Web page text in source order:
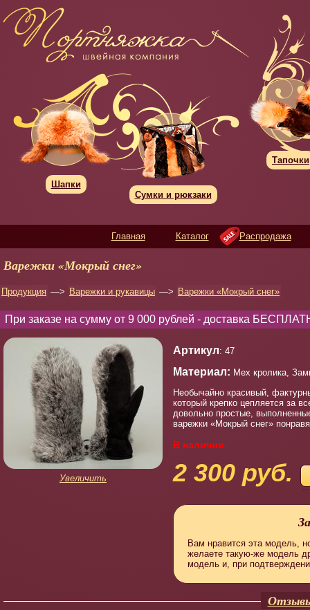
Шапки
Сумки и рюкзаки
Тапочки
Главная Каталог Распродажа
Варежки «Мокрый снег»
Продукция —> Варежки и рукавицы —> Варежки «Мокрый снег»
При заказе на сумму от 9 000 рублей - доставка
Увеличить
Артикул: 47
Материал: Мех кролика,
Необычайно красивый,
который крепко цепляется за
довольно простые,
варежки «Мокрый снег»
В наличии.
2 300 руб.
Вам нравится эта модель,
желаете такую-же модель
модель и, при